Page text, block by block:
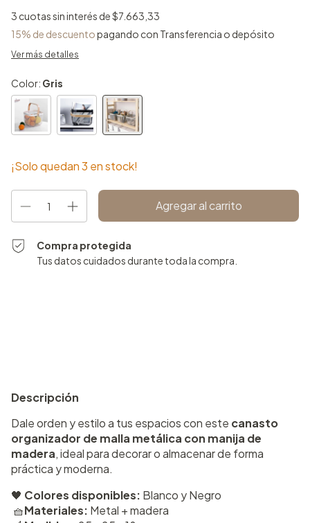
3 cuotas sin interés de$7.663,33
15% de descuentopagando con Transferencia o depósito
Ver más detalles
Color: Gris
¡Solo quedan3 en stock!
Compra protegida
Tus datos cuidados durante toda la compra.
Descripción
Dale orden y estilo a tus espacios con este canasto
organizador de malla metálica con manija de
madera, ideal para decorar o almacenar de forma
práctica y moderna.
🖤 Colores disponibles: Blanco y Negro
🧺Materiales: Metal + madera